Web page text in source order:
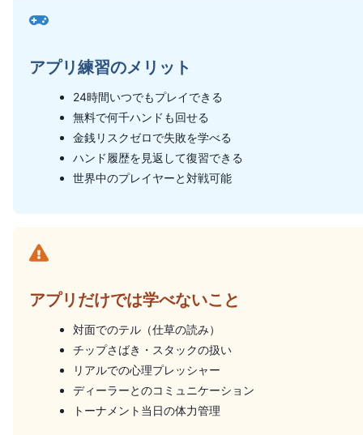
アプリ練習のメリット
24時間いつでもプレイできる
無料で何千ハンドも回せる
金銭リスクゼロで失敗を学べる
ハンド履歴を見返して復習できる
世界中のプレイヤーと対戦可能
アプリだけでは学べないこと
対面でのテル（仕草の読み）
チップさばき・スタックの扱い
リアルでの心理プレッシャー
ディーラーとのコミュニケーション
トーナメント当日の体力管理